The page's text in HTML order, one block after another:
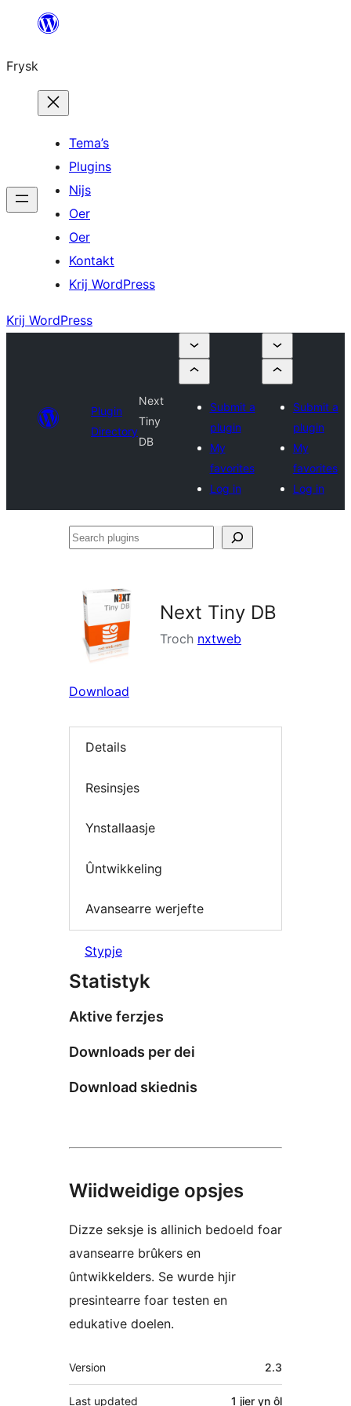
Fierder
ynhâld
Frysk
Tema’s
Plugins
Nijs
Oer
Oer
Kontakt
Krij WordPress
Krij WordPress
Plugin
Directory
Next
Tiny
DB
Submit a
plugin
My
favorites
Log in
Submit a
plugin
My
favorites
Log in
Search
Next Tiny DB
Troch nxtweb
Download
Details
Resinsjes
Ynstallaasje
Ûntwikkeling
Avansearre werjefte
Stypje
Statistyk
Aktive ferzjes
Downloads per dei
Download skiednis
Wiidweidige opsjes
Dizze seksje is allinich bedoeld foar
avansearre brûkers en
ûntwikkelders. Se wurde hjir
presintearre foar testen en
edukative doelen.
Meta
Version 2.3
Last updated 1 jier yn ôl